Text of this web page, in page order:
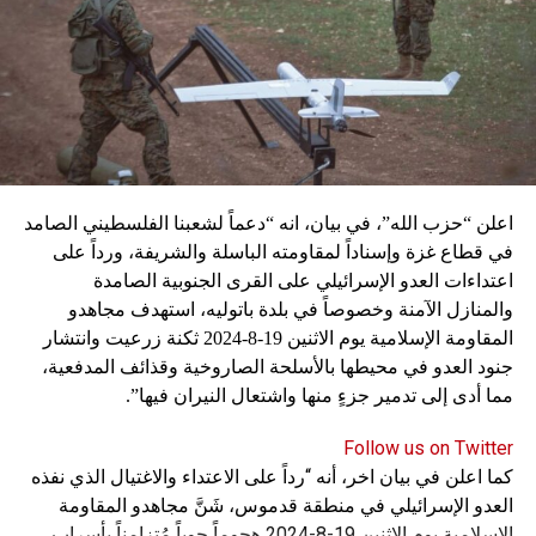
«ننتظر قرار إدانةٍ للمحكمة العسكرية من مفوّضية حقوق
الإنسان، واعتبار المحاكمة التي خضَع الأسير لها غيرَ عادلة».
وتابع موضحاً: «كنّا قد لجأنا إلى الجهات القانونية كافة في لبنان
من دون أن نصل إلى نتيجة، لذا توجّهنا إلى الأمم المتحدة لتبيان
فِعلاً غياب العدالة، لذا قدّمنا 3 شكاوى لدى الأمم المتحدة، وقد
تمّت مراسلة الحكومة اللبنانية بعدما تشكلت قناعة لدى
حكم الإعدام بحقّ الأسير، وإعادةَ محاكمته أمام محكمة حيادية
مختصة، وتحويلَ كلّ من حقّق مع الأسير إلى التحقيق، واعتبار
التحقيق الأوّلي الذي اعتمدت عليه المحكمة العسكرية بحكم
الإعدام باطلاً وغيرَ قانوني».
الإنتخابات «ورقتنا»
في موازاة ذلك، نفّذ أمس أهالي المحكومين في أحداث عبرا
إعتصاماً في خيمتهم التي نصَبوها أمام دار الفتوى في صيدا بعد
للإضراب من أجل إقرار قانون العفو العام الشامل قبل الانتخابات
النيابية. وقد رفعَ الأهالي صوَراً لبعض الموقوفين ولافتاتٍ تضمّنت
مطالبَهم. وقد زار مفتي صيدا وأقضيتها الشيخ سليم سوسان،
اعلن “حزب الله”، في بيان، انه “دعماً لشعبنا الفلسطيني الصامد
في قطاع غزة وإسناداً لمقاومته الباسلة ‌‏‌‏‌والشريفة، ورداً على
اعتداءات العدو الإسرائيلي على القرى الجنوبية الصامدة
والمنازل الآمنة وخصوصاً في بلدة باتوليه، استهدف مجاهدو
المقاومة الإسلامية يوم الاثنين 19-8-2024 ثكنة زرعيت وانتشار
جنود العدو في محيطها بالأسلحة الصاروخية وقذائف المدفعية،
مما أدى إلى تدمير جزءٍ منها واشتعال النيران فيها”.
Follow us on Twitter
كما اعلن في بيان اخر، أنه “رداً على الاعتداء والاغتيال الذي نفذه
العدو الإسرائيلي في منطقة قدموس، شَنَّ مجاهدو المقاومة